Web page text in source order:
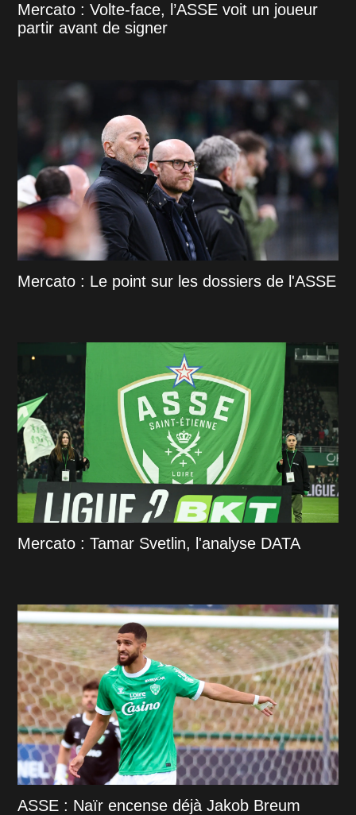
Mercato : Volte-face, l’ASSE voit un joueur
partir avant de signer
Mercato : Le point sur les dossiers de l'ASSE
Mercato : Tamar Svetlin, l'analyse DATA
ASSE : Naïr encense déjà Jakob Breum